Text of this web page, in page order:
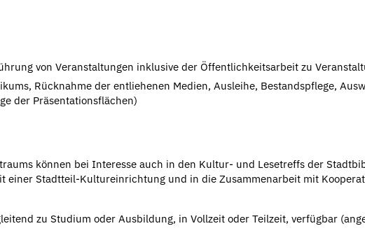
von Veranstaltungen inklusive der Öffentlichkeitsarbeit zu
Rücknahme der entliehenen Medien, Ausleihe, Bestandspflege,
der Präsentationsflächen)
können bei Interesse auch in den Kultur- und Lesetreffs der
einer Stadtteil-Kultureinrichtung und in die Zusammenarbeit mit
zu Studium oder Ausbildung, in Vollzeit oder Teilzeit, verfügbar